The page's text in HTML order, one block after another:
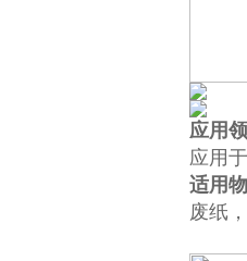
应用
应用
适用
废纸